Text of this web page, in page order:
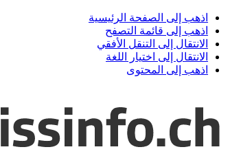
اذهب إلى الصفحة الرئيسية
اذهب إلى قائمة التصفح
الانتقال إلى التنقل الأفقي
الانتقال إلى اختيار اللغة
اذهب إلى المحتوى